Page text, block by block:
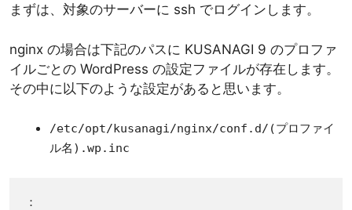
まずは、対象のサーバーに ssh でログインします。
nginx の場合は下記のパスに KUSANAGI 9 のプロファ
イルごとの WordPress の設定ファイルが存在します。
その中に以下のような設定があると思います。
/etc/opt/kusanagi/nginx/conf.d/(プロファイ
ル名).wp.inc
：